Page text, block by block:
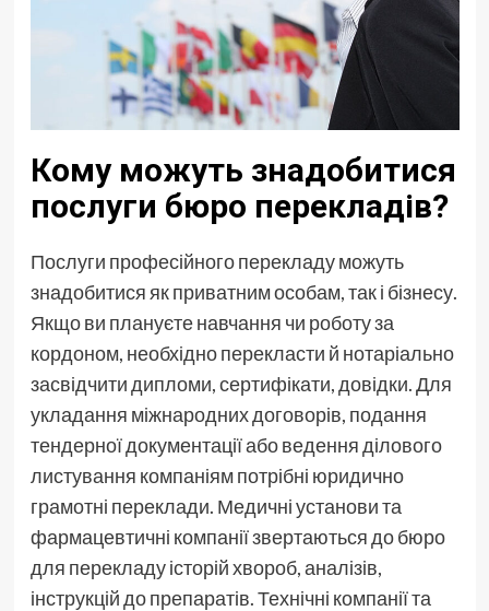
Кому можуть знадобитися
послуги бюро перекладів?
Послуги професійного перекладу можуть
знадобитися як приватним особам, так і бізнесу.
Якщо ви плануєте навчання чи роботу за
кордоном, необхідно перекласти й нотаріально
засвідчити дипломи, сертифікати, довідки. Для
укладання міжнародних договорів, подання
тендерної документації або ведення ділового
листування компаніям потрібні юридично
грамотні переклади. Медичні установи та
фармацевтичні компанії звертаються до бюро
для перекладу історій хвороб, аналізів,
інструкцій до препаратів. Технічні компанії та